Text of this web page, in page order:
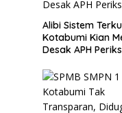
Alibi Sistem
Kotabumi Kian
Desak APH